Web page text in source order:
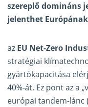
szereplő domináns
jelenthet
az EU Net-Zero
stratégiai
gyártókapacitása
40%-át. Ez pont az a
európai tandem-lánc